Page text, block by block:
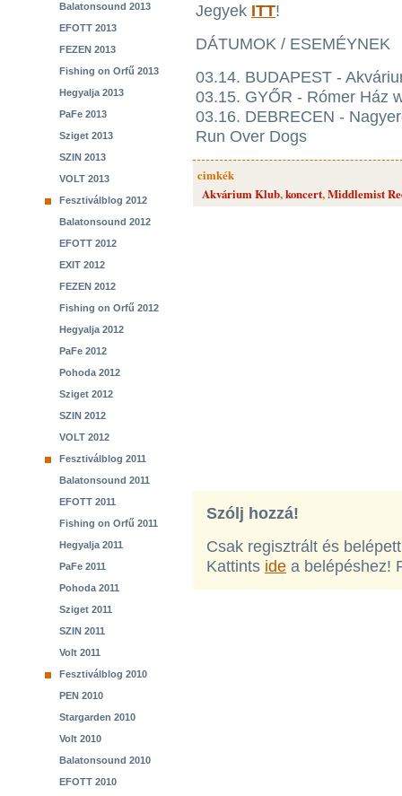
Balatonsound 2013
EFOTT 2013
FEZEN 2013
Fishing on Orfű 2013
Hegyalja 2013
PaFe 2013
Sziget 2013
SZIN 2013
VOLT 2013
Fesztiválblog 2012
Balatonsound 2012
EFOTT 2012
EXIT 2012
FEZEN 2012
Fishing on Orfű 2012
Hegyalja 2012
PaFe 2012
Pohoda 2012
Sziget 2012
SZIN 2012
VOLT 2012
Fesztiválblog 2011
Balatonsound 2011
EFOTT 2011
Fishing on Orfű 2011
Hegyalja 2011
PaFe 2011
Pohoda 2011
Sziget 2011
SZIN 2011
Volt 2011
Fesztiválblog 2010
PEN 2010
Stargarden 2010
Volt 2010
Balatonsound 2010
EFOTT 2010
Jegyek ITT!
DÁTUMOK / ESEMÉYNEK
03.14. BUDAPEST -
03.15. GYŐR - Rómer Ház
03.16. DEBRECEN -
Run Over Dogs
cimkék
Akvárium Klub,koncert,Middlemist
Szólj hozzá!
Csak regisztrált és
Kattints ide a belépéshez!